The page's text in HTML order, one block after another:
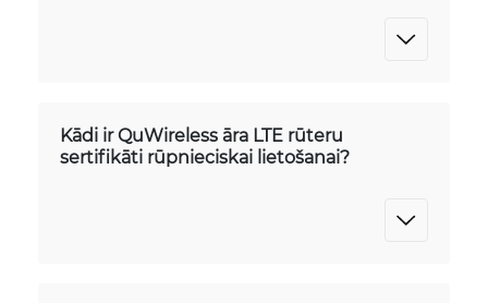
Kādi ir QuWireless āra LTE rūteru
sertifikāti rūpnieciskai lietošanai?